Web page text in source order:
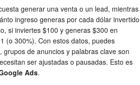
generar una venta o un lead, mientras
ingreso generas por cada dólar invertido
si inviertes $100 y generas $300 en
(o 300%). Con estos datos, puedes
grupos de anuncios y palabras clave son
ser ajustadas o pausadas. Esto es
Ads.